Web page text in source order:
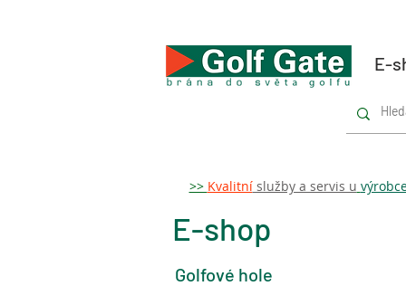
E-
>> Kvalitníslužby a servis u
E-shop
Golfové hole